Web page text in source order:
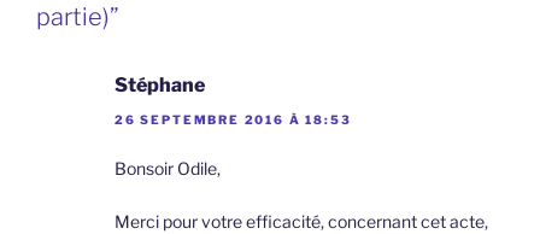
partie)”
Stéphane
26 SEPTEMBRE 2016 À 18:53
Bonsoir Odile,
Merci pour votre efficacité, concernant cet acte,